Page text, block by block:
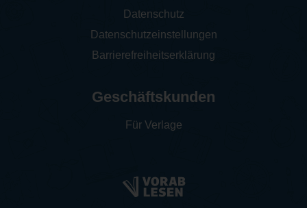
Datenschutz
Datenschutzeinstellungen
Barrierefreiheitserklärung
Geschäftskunden
Für Verlage